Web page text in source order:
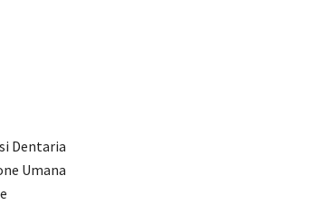
Dentaria
Umana